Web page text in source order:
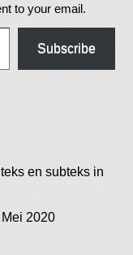
to your email.
Subscribe
en subteks in
2020